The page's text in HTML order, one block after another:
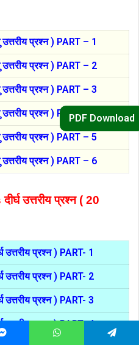
प्रश्न ) PART – 1
प्रश्न ) PART – 2
प्रश्न ) PART – 3
प्रश्न ) PART – 4
प्रश्न ) PART – 5
प्रश्न ) PART – 6
उत्तरीय प्रश्न ( 20
प्रश्न ) PART- 1
उत्तरीय प्रश्न ) PART- 2
प्रश्न ) PART- 3
प्रश्न ) PART- 4
PDF Download